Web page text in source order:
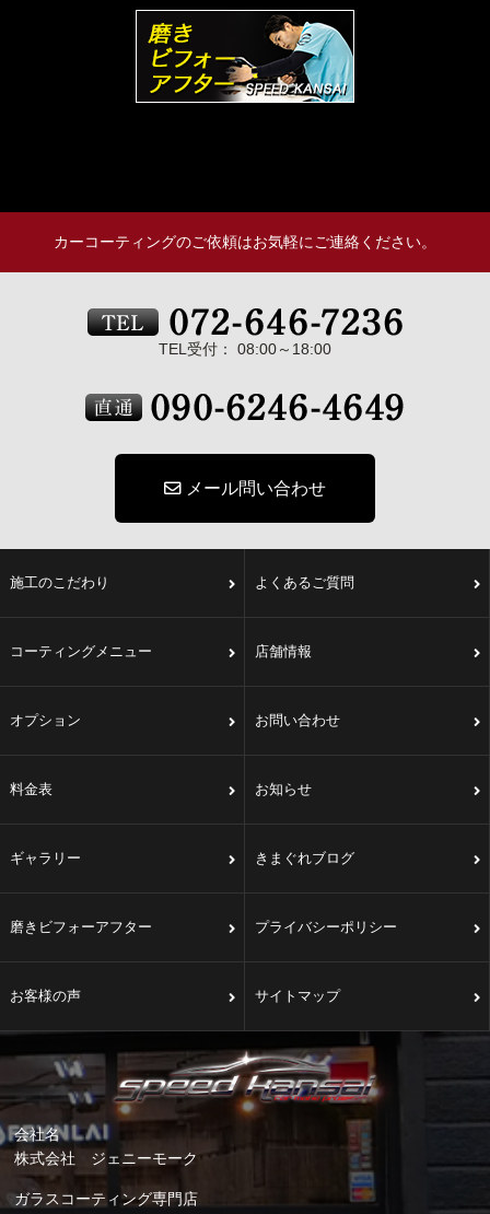
カーコーティングのご依頼はお気軽にご連絡ください。
TEL受付： 08:00～18:00
メール問い合わせ
施工のこだわり よくあるご質問
コーティングメニュー 店舗情報
オプション お問い合わせ
料金表 お知らせ
ギャラリー きまぐれブログ
磨きビフォーアフター プライバシーポリシー
お客様の声 サイトマップ
会社名
株式会社 ジェニーモーク
ガラスコーティング専門店